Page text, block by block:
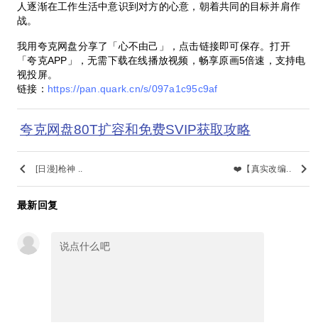
人逐渐在工作生活中意识到对方的心意，朝着共同的目标并肩作
战。
我用夸克网盘分享了「心不由己」，点击链接即可保存。打开
「夸克APP」，无需下载在线播放视频，畅享原画5倍速，支持电
视投屏。
链接： https://pan.quark.cn/s/097a1c95c9af
夸克网盘80T扩容和免费SVIP获取攻略
keyboard_arrow_left [日漫]枪神 .. ❤️【真实改编.. keyboard_arrow_right
最新回复